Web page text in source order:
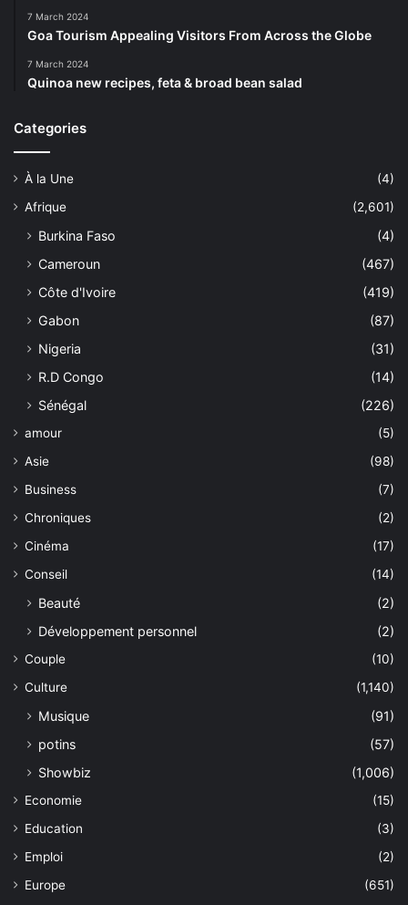
7 March 2024
Goa Tourism Appealing Visitors From Across the Globe
7 March 2024
Quinoa new recipes, feta & broad bean salad
Categories
À la Une
(4)
Afrique
(2,601)
Burkina Faso
(4)
Cameroun
(467)
Côte d'Ivoire
(419)
Gabon
(87)
Nigeria
(31)
R.D Congo
(14)
Sénégal
(226)
amour
(5)
Asie
(98)
Business
(7)
Chroniques
(2)
Cinéma
(17)
Conseil
(14)
Beauté
(2)
Développement personnel
(2)
Couple
(10)
Culture
(1,140)
Musique
(91)
potins
(57)
Showbiz
(1,006)
Economie
(15)
Education
(3)
Emploi
(2)
Europe
(651)